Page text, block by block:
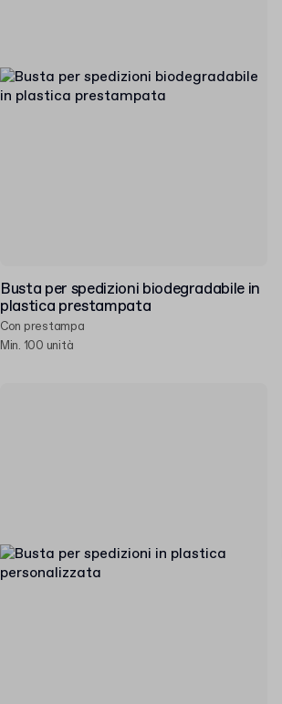
Busta per spedizioni biodegradabile in
plastica prestampata
Con prestampa
Min. 100 unità